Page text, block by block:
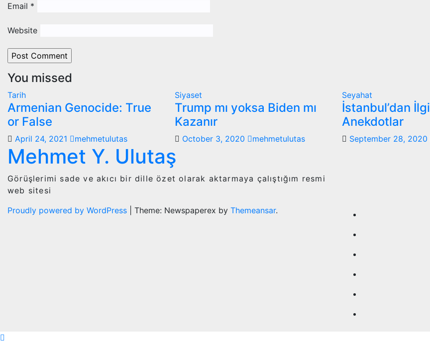
Email *
Website
You missed
Tarih
Armenian Genocide: True
or False
April 24, 2021 mehmetulutas
Siyaset
Trump mı yoksa Biden mı
Kazanır
October 3, 2020 mehmetulutas
Seyahat
İstanbul’dan
Anekdotlar
September 28, 2020
Mehmet Y. Ulutaş
Görüşlerimi sade ve akıcı bir dille özet olarak aktarmaya çalıştığım resmi
web sitesi
Proudly powered by WordPress
Theme: Newspaperex by Themeansar.